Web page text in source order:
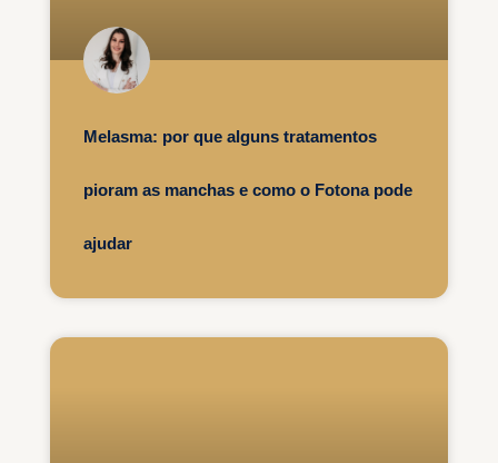
Melasma: por que alguns tratamentos
pioram as manchas e como o Fotona pode
ajudar